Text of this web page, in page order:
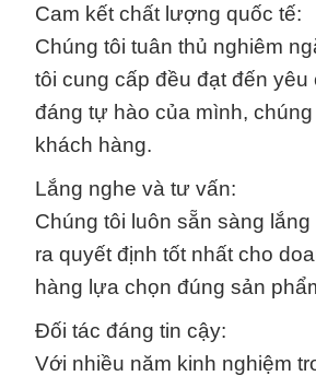
Cam kết chất lượng quốc tế:
Chúng tôi tuân thủ nghiêm
tôi cung cấp đều đạt đến
đáng tự hào của mình,
khách hàng.
Lắng nghe và tư vấn:
Chúng tôi luôn sẵn sàng
ra quyết định tốt nhất cho
hàng lựa chọn đúng sản
Đối tác đáng tin cậy:
Với nhiều năm kinh nghiệm